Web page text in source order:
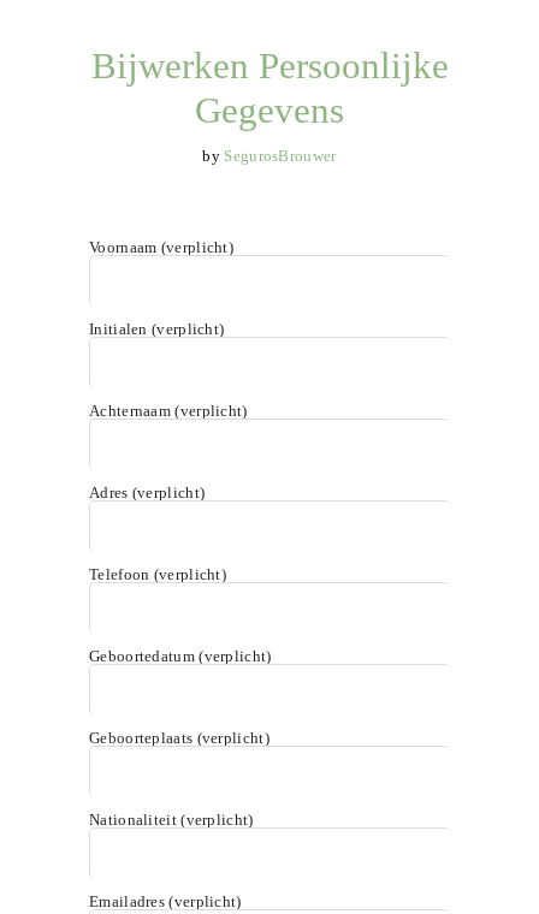
OVER ONS
VERZEKERINGEN
SERVICE
Bijwerken Persoonlijke
Gegevens
by SegurosBrouwer
Voornaam (verplicht)
Initialen (verplicht)
Achternaam (verplicht)
Adres (verplicht)
Telefoon (verplicht)
Geboortedatum (verplicht)
Geboorteplaats (verplicht)
Nationaliteit (verplicht)
Emailadres (verplicht)